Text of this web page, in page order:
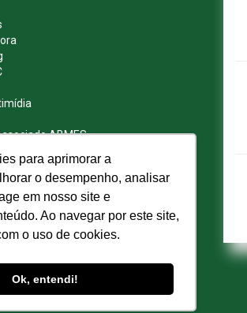
para aprimorar a
o desempenho, analisar
em nosso site e
Ao navegar por este site,
o uso de cookies.
Ok, entendi!
ABMES
reservados.